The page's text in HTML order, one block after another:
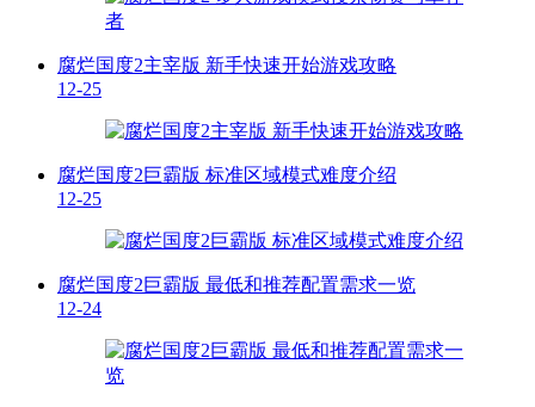
腐烂国度2主宰版 新手快速开始游戏攻略
12-25
腐烂国度2巨霸版 标准区域模式难度介绍
12-25
腐烂国度2巨霸版 最低和推荐配置需求一览
12-24